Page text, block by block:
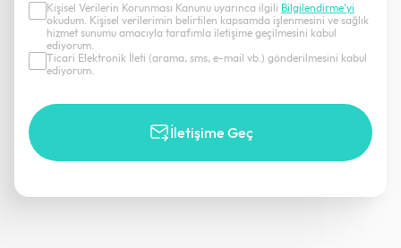
Kişisel Verilerin Korunması Kanunu uyarınca ilgili Bilgilendirme’yi
okudum. Kişisel verilerimin belirtilen kapsamda işlenmesini ve sağlık
hizmet sunumu amacıyla tarafımla iletişime geçilmesini kabul
ediyorum.
Ticari Elektronik İleti (arama, sms, e-mail vb.) gönderilmesini kabul
ediyorum.
İletişime Geç